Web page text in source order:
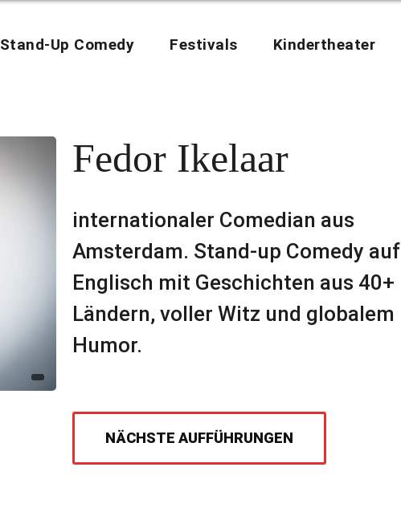
Stand-Up Comedy Festivals Kindertheater
Fedor Ikelaar
internationaler Comedian aus
Amsterdam. Stand-up Comedy auf
Englisch mit Geschichten aus 40+
Ländern, voller Witz und globalem
Humor.
NÄCHSTE AUFFÜHRUNGEN